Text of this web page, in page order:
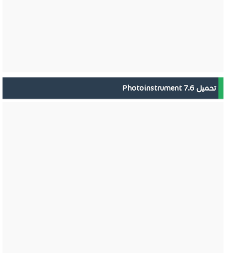
تحميل Photoinstrument 7.6